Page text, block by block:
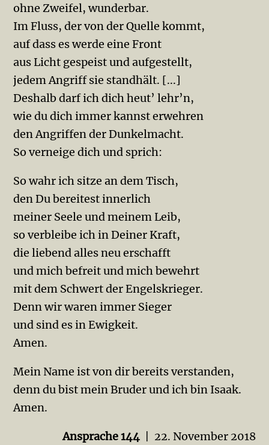
ohne Zweifel, wunderbar.
Im Fluss, der von der Quelle kommt,
auf dass es werde eine Front
aus Licht gespeist und aufgestellt,
jedem Angriff sie standhält. [...]
Deshalb darf ich dich heut’ lehr’n,
wie du dich immer kannst erwehren
den Angriffen der Dunkelmacht.
So verneige dich und sprich:
So wahr ich sitze an dem Tisch,
den Du bereitest innerlich
meiner Seele und meinem Leib,
so verbleibe ich in Deiner Kraft,
die liebend alles neu erschafft
und mich befreit und mich bewehrt
mit dem Schwert der Engelskrieger.
Denn wir waren immer Sieger
und sind es in Ewigkeit.
Amen.
Mein Name ist von dir bereits verstanden,
denn du bist mein Bruder und ich bin Isaak.
Amen.
Ansprache 144 | 22. November 2018